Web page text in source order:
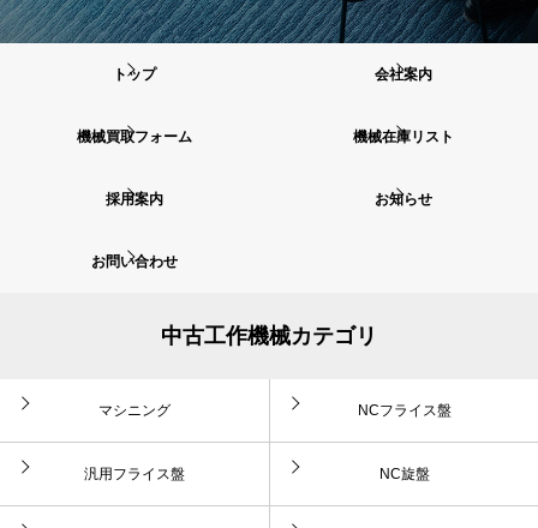
トップ 会社案内
機械買取フォーム 機械在庫リスト
採用案内 お知らせ
お問い合わせ
中古工作機械カテゴリ
マシニング NCフライス盤
汎用フライス盤 NC旋盤